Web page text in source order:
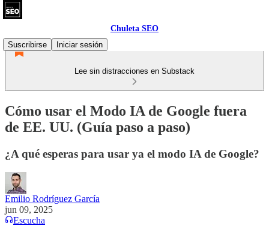
Chuleta SEO
Suscribirse
Iniciar sesión
Lee sin distracciones en Substack
Cómo usar el Modo IA de Google fuera
de EE. UU. (Guía paso a paso)
¿A qué esperas para usar ya el modo IA de Google?
Emilio Rodríguez García
jun 09, 2025
Escucha